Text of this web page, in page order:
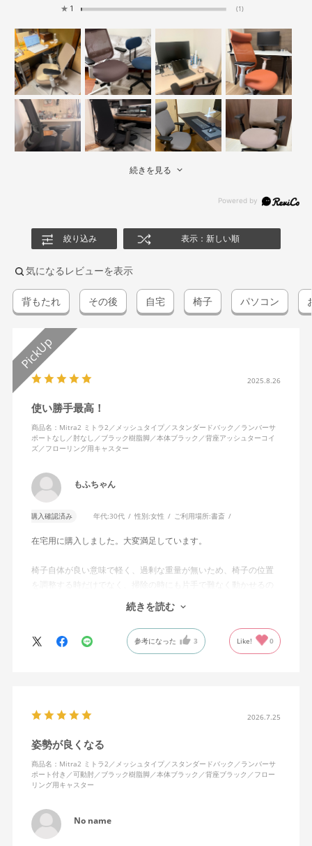
★ 1 (1)
続きを見る
絞り込み 表示：新しい順
気になるレビューを表示
背もたれ その後 自宅 椅子 パソコン
2025.8.26
使い勝手最高！
商品名：Mitra2 ミトラ2／メッシュタイプ／スタンダードバック／ランバーサ
ポートなし／肘なし／ブラック樹脂脚／本体ブラック／背座アッシュターコイ
ズ／フローリング用キャスター
もふちゃん
購入確認済み 年代:30代 性別:女性 ご利用場所:書斎
在宅用に購入しました。大変満足しています。
椅子自体が良い意味で軽く、過剰な重量が無いため、椅子の位置
を調整する時だけでなく、掃除の時にも片手で難なく動かせるの
で、ストレスを感じません。
背中はメッシュ素材でハリがあり、沈み込みすぎないところが気
に入っています。色も画像通りのアッシュブルーで、部屋の差し
色になっています。
キャスターはフローリング用を選びました。とにかく動きが滑ら
思います。良い商品に巡り会えてとても嬉しいです。
続きを読む
参考になった 3 Like! 0
2026.7.25
姿勢が良くなる
商品名：Mitra2 ミトラ2／メッシュタイプ／スタンダードバック／ランバーサ
ポート付き／可動肘／ブラック樹脂脚／本体ブラック／背座ブラック／フロー
リング用キャスター
No name